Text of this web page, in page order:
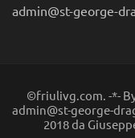
admin@st-george-
©friulivg.com. -*- By
admin@st-george-
2018 da